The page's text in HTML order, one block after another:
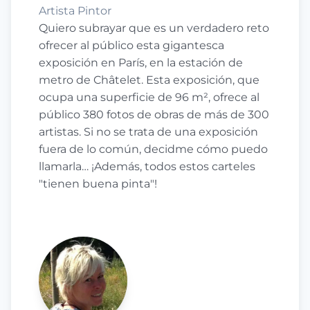
Artista Pintor
Quiero subrayar que es un verdadero reto
ofrecer al público esta gigantesca
exposición en París, en la estación de
metro de Châtelet. Esta exposición, que
ocupa una superficie de 96 m², ofrece al
público 380 fotos de obras de más de 300
artistas. Si no se trata de una exposición
fuera de lo común, decidme cómo puedo
llamarla… ¡Además, todos estos carteles
"tienen buena pinta"!